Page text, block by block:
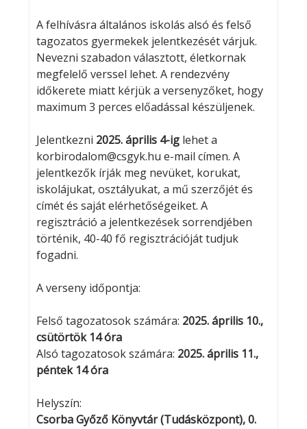
A felhívásra általános iskolás alsó és felső
tagozatos gyermekek jelentkezését várjuk.
Nevezni szabadon választott, életkornak
megfelelő verssel lehet. A rendezvény
időkerete miatt kérjük a versenyzőket, hogy
maximum 3 perces előadással készüljenek.
Jelentkezni 2025. április 4-iglehet a
korbirodalom@csgyk.hu e-mail címen. A
jelentkezők írják meg nevüket, korukat,
iskolájukat, osztályukat, a mű szerzőjét és
címét és saját elérhetőségeiket. A
regisztráció a jelentkezések sorrendjében
történik, 40-40 fő regisztrációját tudjuk
fogadni.
A verseny időpontja:
Felső tagozatosok számára: 2025. április 10.,
csütörtök 14 óra
Alsó tagozatosok számára: 2025. április 11.,
péntek 14 óra
Helyszín:
Csorba Győző Könyvtár (Tudásközpont), 0.